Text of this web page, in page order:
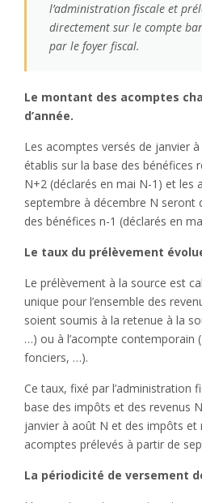
l’administration fiscale et
directement sur le compte
par le foyer fiscal.
Le montant des acomptes
d’année.
Les acomptes versés de janvier
établis sur la base des bénéfices
N+2 (déclarés en mai N-1) et les
septembre à décembre N seront
des bénéfices n-1 (déclarés en
Le taux du prélèvement
Le prélèvement à la source est
unique pour l’ensemble des
soient soumis à la retenue à la
…) ou à l’acompte contemporain
fonciers, …).
Ce taux, fixé par l’administration
base des impôts et des revenus
janvier à août N et des impôts et
acomptes prélevés à partir de
La périodicité de versement